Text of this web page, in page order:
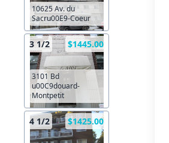
10625 Av. du
Sacru00E9-Coeur
3 1/2 $1445.00
3101 Bd
u00C9douard-
Montpetit
4 1/2 $1425.00